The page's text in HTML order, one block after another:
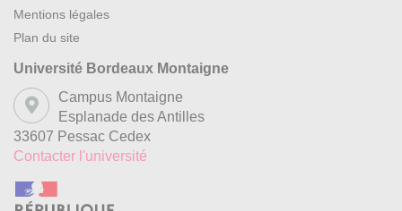
Mentions légales
Plan du site
Université Bordeaux Montaigne
Campus Montaigne
Esplanade des Antilles
33607 Pessac Cedex
Contacter l'université